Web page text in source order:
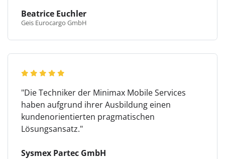
Beatrice Euchler
Geis Eurocargo GmbH
"Die Techniker der Minimax Mobile Services
haben aufgrund ihrer Ausbildung einen
kundenorientierten pragmatischen
Lösungsansatz."
Sysmex Partec GmbH